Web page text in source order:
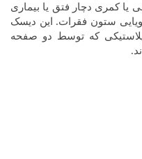
یا کمری دچار فتق یا بیماری
ستون فقرات. این دیسک
که توسط دو صفحه